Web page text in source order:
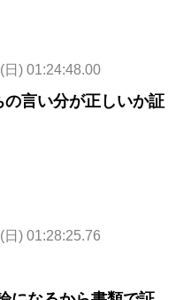
日) 01:24:48.00
言い分が正しいか証
) 01:28:25.76